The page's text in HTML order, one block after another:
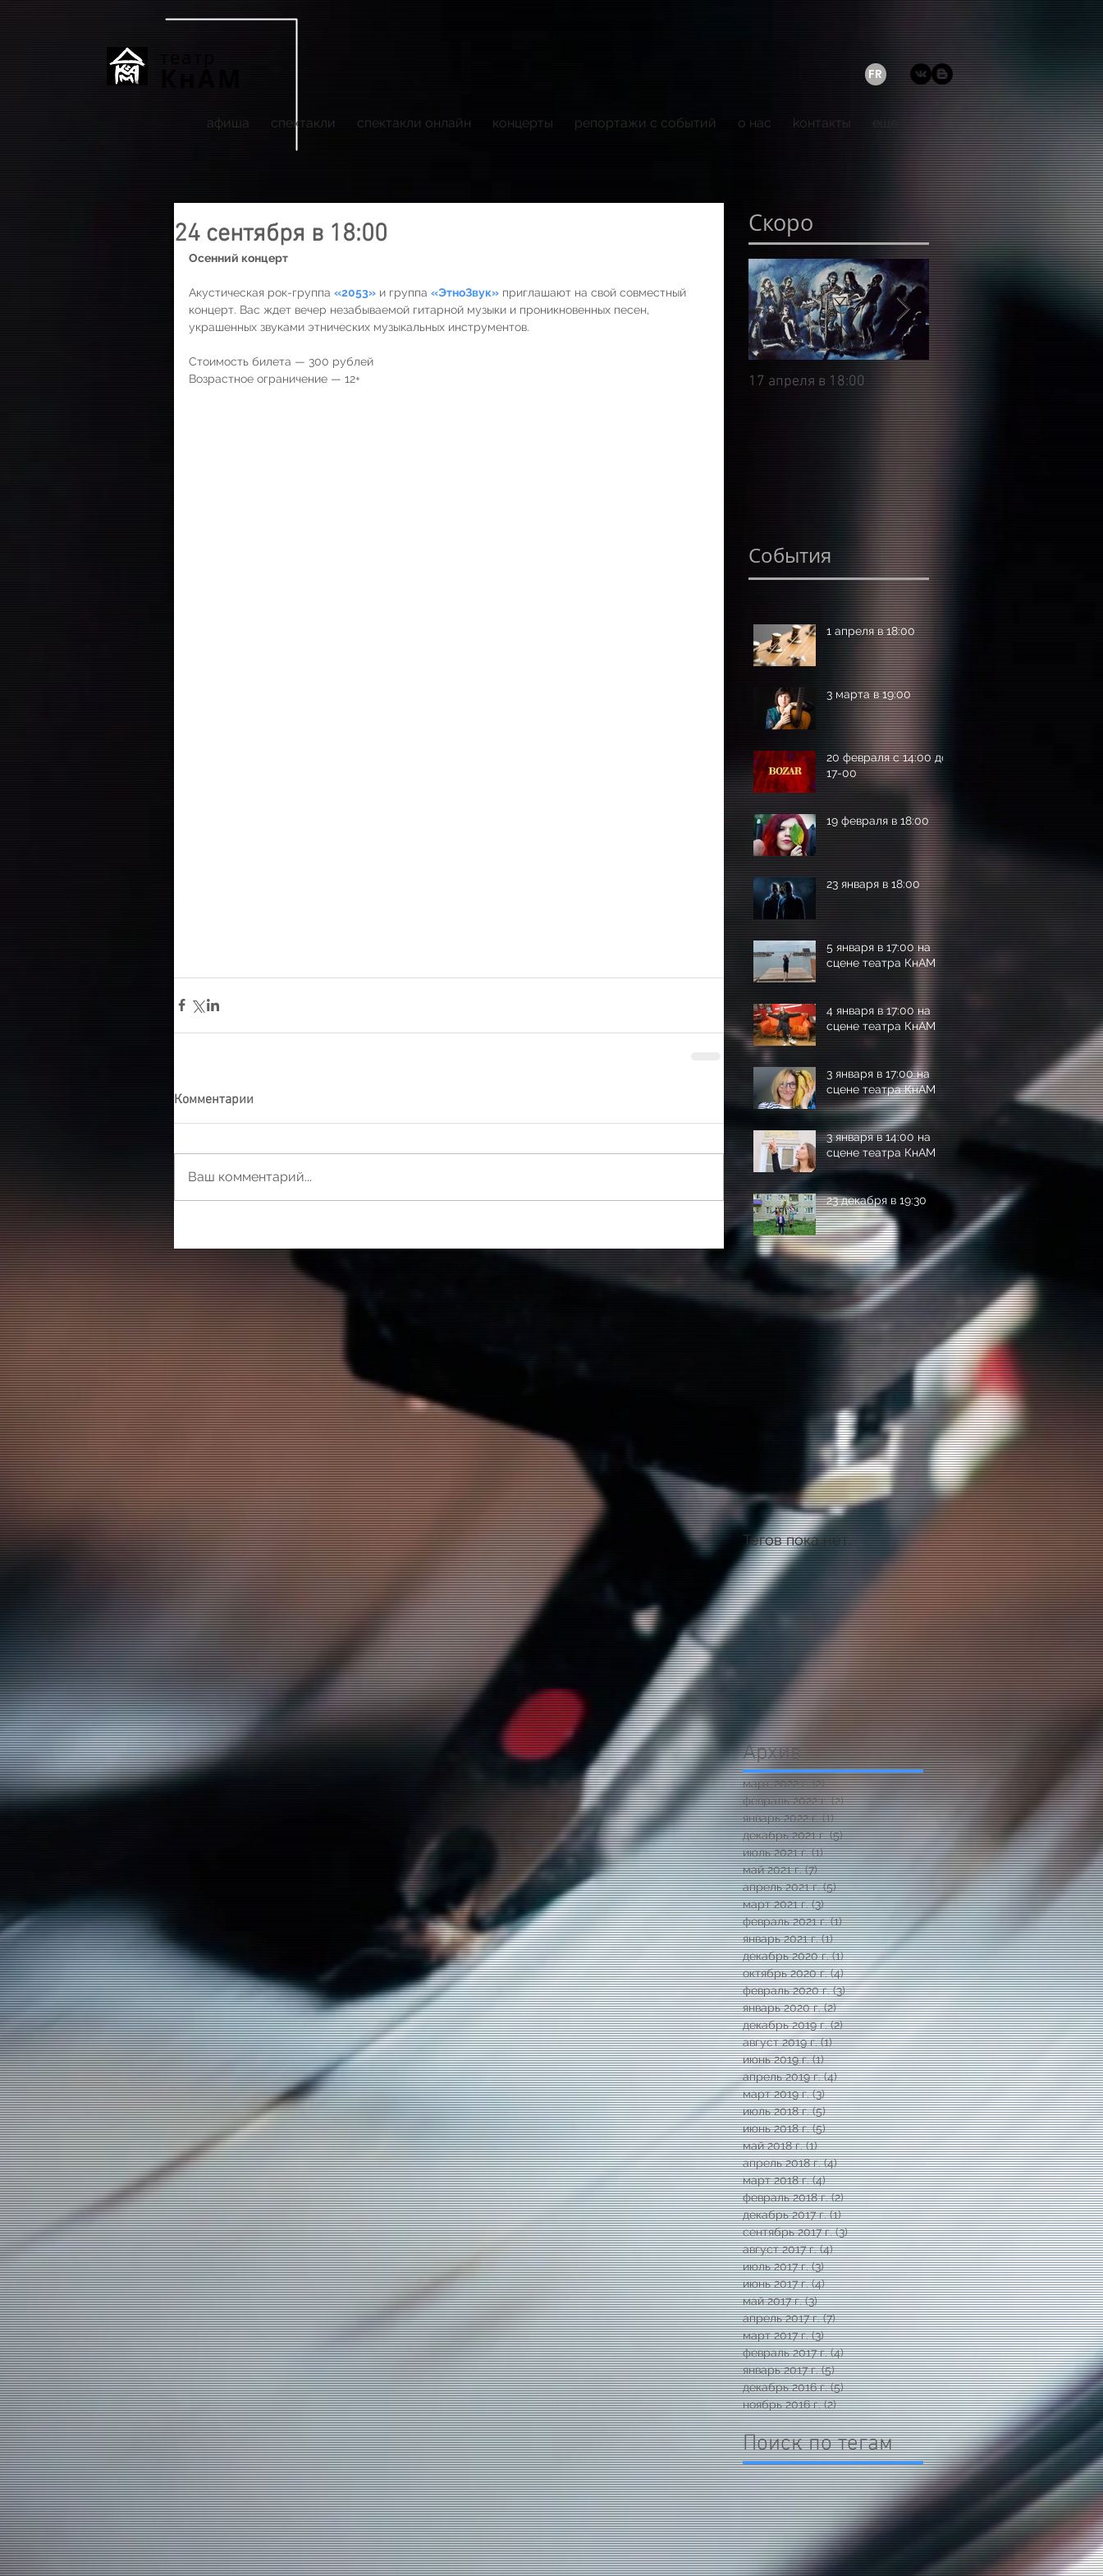
афиша спектакли спектакли онлайн концерты репортажи с событий о нас kонтакты еще
FR
24 сентября в 18:00
Осенний концерт
Акустическая рок-группа «2053» и группа «ЭтноЗвук» приглашают на свой совместный
концерт. Вас ждет вечер незабываемой гитарной музыки и проникновенных песен,
украшенных звуками этнических музыкальных инструментов.
Стоимость билета — 300 рублей
Возрастное ограничение — 12+
Комментарии
Ваш комментарий...
Скоро
17 апреля в 18:00 9 марта в 18:00
События
1 апреля в 18:00
3 марта в 19:00
20 февраля с 14:00 до
17-00
19 февраля в 18:00
23 января в 18:00
5 января в 17:00 на
сцене театра КнАМ
4 января в 17:00 на
сцене театра КнАМ
3 января в 17:00 на
сцене театра КнАМ
3 января в 14:00 на
сцене театра КнАМ
23 декабря в 19:30
Тегов пока нет.
Архив
март 2022 г. (2)2 поста
февраль 2022 г. (2)2 поста
январь 2022 г. (1)1 пост
декабрь 2021 г. (5)5 постов
июль 2021 г. (1)1 пост
май 2021 г. (7)7 постов
апрель 2021 г. (5)5 постов
март 2021 г. (3)3 поста
февраль 2021 г. (1)1 пост
январь 2021 г. (1)1 пост
декабрь 2020 г. (1)1 пост
октябрь 2020 г. (4)4 поста
февраль 2020 г. (3)3 поста
январь 2020 г. (2)2 поста
декабрь 2019 г. (2)2 поста
август 2019 г. (1)1 пост
июнь 2019 г. (1)1 пост
апрель 2019 г. (4)4 поста
март 2019 г. (3)3 поста
июль 2018 г. (5)5 постов
июнь 2018 г. (5)5 постов
май 2018 г. (1)1 пост
апрель 2018 г. (4)4 поста
март 2018 г. (4)4 поста
февраль 2018 г. (2)2 поста
декабрь 2017 г. (1)1 пост
сентябрь 2017 г. (3)3 поста
август 2017 г. (4)4 поста
июль 2017 г. (3)3 поста
июнь 2017 г. (4)4 поста
май 2017 г. (3)3 поста
апрель 2017 г. (7)7 постов
март 2017 г. (3)3 поста
февраль 2017 г. (4)4 поста
январь 2017 г. (5)5 постов
декабрь 2016 г. (5)5 постов
ноябрь 2016 г. (2)2 поста
Поиск по тегам